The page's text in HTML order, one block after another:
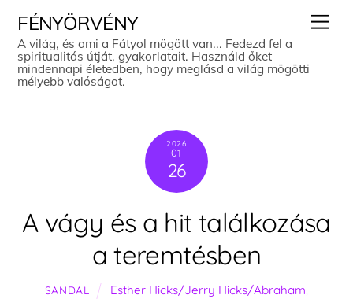
content
FÉNYÖRVÉNY
A világ, és ami a Fátyol mögött van... Fedezd fel a
spiritualitás útját, gyakorlatait. Használd őket
mindennapi életedben, hogy meglásd a világ mögötti
mélyebb valóságot.
2026
01
26
A vágy és a hit találkozása
a teremtésben
SANDAL Esther Hicks/Jerry Hicks/Abraham